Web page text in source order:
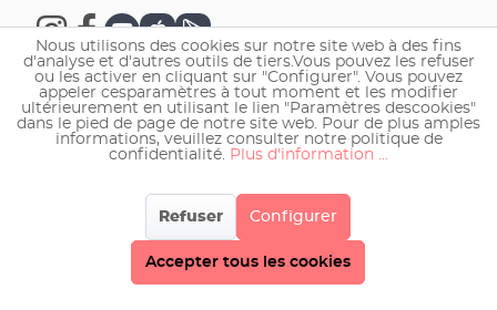
Copyright © 2026 EHEIM GmbH & Co. KG.
Nous utilisons des cookies sur notre site web à des fins
d'analyse et d'autres outils de tiers.Vous pouvez les refuser
ou les activer en cliquant sur "Configurer". Vous pouvez
appeler cesparamètres à tout moment et les modifier
ultérieurement en utilisant le lien "Paramètres descookies"
dans le pied de page de notre site web. Pour de plus amples
informations, veuillez consulter notre politique de
confidentialité. Plus d'information ...
Refuser Configurer
Accepter tous les cookies